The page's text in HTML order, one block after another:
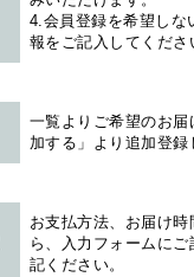
4.会員登録を希望しな
報をご記入してくださ
一覧よりご希望のお
加する」より追加登
お支払方法、お届け
ら、入力フォームに
記ください。